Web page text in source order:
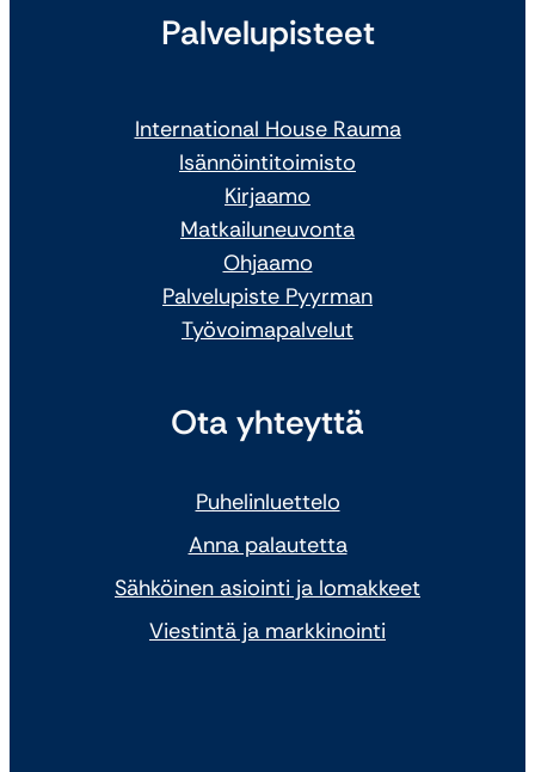
Palvelupisteet
International House Rauma
Isännöintitoimisto
Kirjaamo
Matkailuneuvonta
Ohjaamo
Palvelupiste Pyyrman
Työvoimapalvelut
Ota yhteyttä
Puhelinluettelo
Anna palautetta
Sähköinen asiointi ja lomakkeet
Viestintä ja markkinointi